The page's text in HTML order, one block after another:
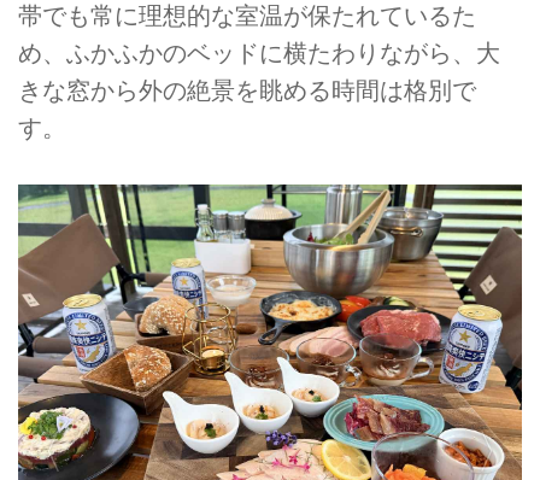
帯でも常に理想的な室温が保たれているた
め、ふかふかのベッドに横たわりながら、大
きな窓から外の絶景を眺める時間は格別で
す。